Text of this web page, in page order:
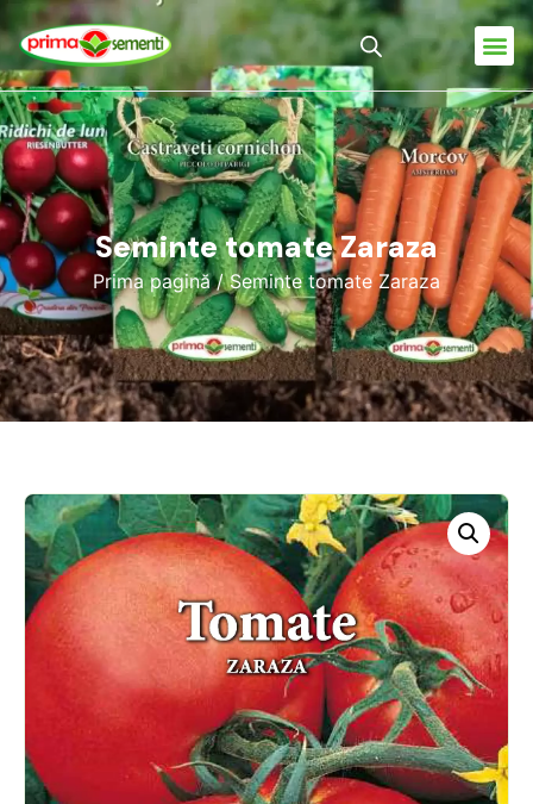
Seminte tomate Zaraza
Prima pagină/ Seminte tomate Zaraza